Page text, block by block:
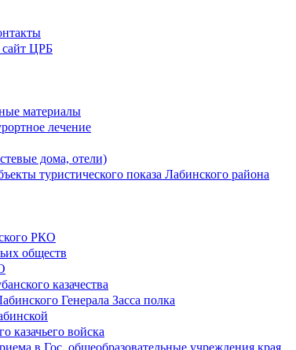
ЦРБ
материалы
лечение
дома, отели)
туристического показа Лабинского района
РКО
обществ
казачества
Генерала Засса полка
казачьего войска
в Гос. общеобразовательные учреждения края